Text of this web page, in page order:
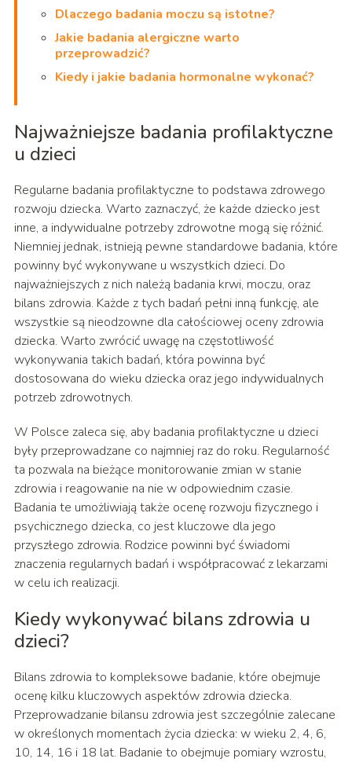
Dlaczego badania moczu są istotne?
Jakie badania alergiczne warto
przeprowadzić?
Kiedy i jakie badania hormonalne wykonać?
Najważniejsze badania profilaktyczne
u dzieci
Regularne badania profilaktyczne to podstawa zdrowego
rozwoju dziecka. Warto zaznaczyć, że każde dziecko jest
inne, a indywidualne potrzeby zdrowotne mogą się różnić.
Niemniej jednak, istnieją pewne standardowe badania, które
powinny być wykonywane u wszystkich dzieci. Do
najważniejszych z nich należą badania krwi, moczu, oraz
bilans zdrowia. Każde z tych badań pełni inną funkcję, ale
wszystkie są nieodzowne dla całościowej oceny zdrowia
dziecka. Warto zwrócić uwagę na częstotliwość
wykonywania takich badań, która powinna być
dostosowana do wieku dziecka oraz jego indywidualnych
potrzeb zdrowotnych.
W Polsce zaleca się, aby badania profilaktyczne u dzieci
były przeprowadzane co najmniej raz do roku. Regularność
ta pozwala na bieżące monitorowanie zmian w stanie
zdrowia i reagowanie na nie w odpowiednim czasie.
Badania te umożliwiają także ocenę rozwoju fizycznego i
psychicznego dziecka, co jest kluczowe dla jego
przyszłego zdrowia. Rodzice powinni być świadomi
znaczenia regularnych badań i współpracować z lekarzami
w celu ich realizacji.
Kiedy wykonywać bilans zdrowia u
dzieci?
Bilans zdrowia to kompleksowe badanie, które obejmuje
ocenę kilku kluczowych aspektów zdrowia dziecka.
Przeprowadzanie bilansu zdrowia jest szczególnie zalecane
w określonych momentach życia dziecka: w wieku 2, 4, 6,
10, 14, 16 i 18 lat. Badanie to obejmuje pomiary wzrostu,